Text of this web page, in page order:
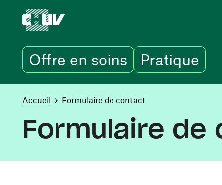
Offre en soins Pratique
You are here:
Accueil Formulaire de contact
Formulaire de